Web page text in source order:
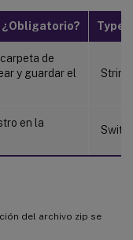
¿Obligatorio? Type
de
y guardar el
String
en la
del archivo zip se